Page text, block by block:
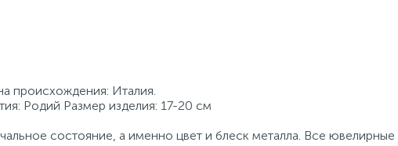
происхождения: Италия.
Родий Размер изделия: 17-20 см
состояние, а именно цвет и блеск металла. Все ювелирные